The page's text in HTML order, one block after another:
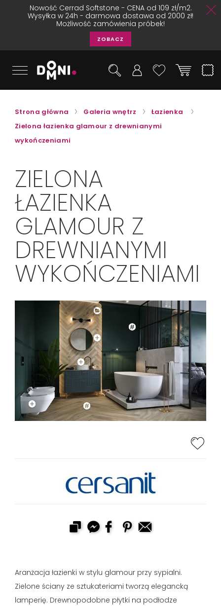
Nowość Cerrad Softstone - CENA od 109 zł/m2.
Wysyłka w 24h - darmowa dostawa od 2000 zł!
Możliwość zamówienia próbek!
ZOBACZ
Strona główna Galeria wnętrz
Łazienka
Zielona łazienka glamour z drewnianymi
wykończeniami
ZIELONA
ŁAZIENKA
GLAMOUR Z
DREWNIANYMI
WYKOŃCZENIAMI
Aranżacja łazienki w stylu glamour przy sypialni.
Zielone ściany ze sztukateriami tworzą elegancką
lamperię. Drewnopodobne płytki na podłodze